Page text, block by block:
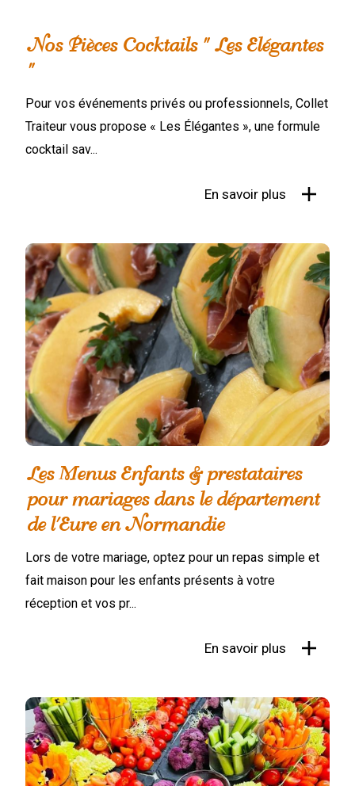
Nos Pièces Cocktails " Les Elégantes
"
Pour vos événements privés ou professionnels, Collet
Traiteur vous propose « Les Élégantes », une formule
cocktail sav...
En savoir plus
Les Menus Enfants & prestataires
pour mariages dans le département
de l'Eure en Normandie
Lors de votre mariage, optez pour un repas simple et
fait maison pour les enfants présents à votre
réception et vos pr...
En savoir plus